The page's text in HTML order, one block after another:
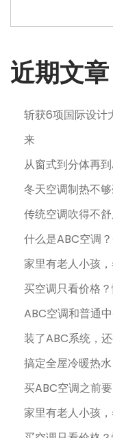
2
近期文章
斩获6项国际设计
来
从窗式到分体再
冬天空调制热不
传统空调吹得不
什么是ABC空调
家里有老人小孩
买空调只看价格
ABC空调和普通
装了ABC系统，
搞定全屋冷暖热水
买ABC空调之前
家里有老人小孩